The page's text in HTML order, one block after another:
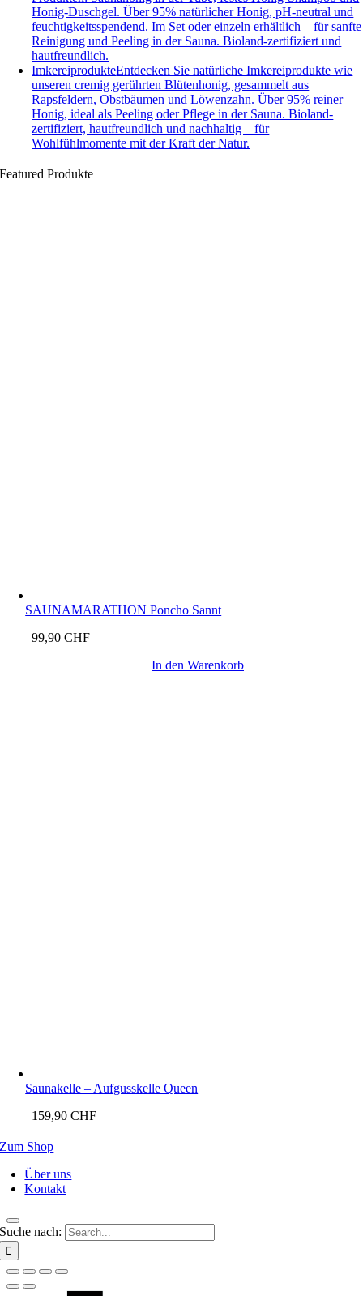
Honig-Duschgel. Über 95% natürlicher Honig, pH-neutral und
feuchtigkeitsspendend. Im Set oder einzeln erhältlich – für sanfte
Reinigung und Peeling in der Sauna. Bioland-zertifiziert und
hautfreundlich.
ImkereiprodukteEntdecken Sie natürliche Imkereiprodukte wie
unseren cremig gerührten Blütenhonig, gesammelt aus
Rapsfeldern, Obstbäumen und Löwenzahn. Über 95% reiner
Honig, ideal als Peeling oder Pflege in der Sauna. Bioland-
zertifiziert, hautfreundlich und nachhaltig – für
Wohlfühlmomente mit der Kraft der Natur.
Featured Produkte
SAUNAMARATHON Poncho Sannt
99,90CHF
In den Warenkorb
Saunakelle – Aufgusskelle Queen
159,90CHF
Zum Shop
Über uns
Kontakt
Suche nach: